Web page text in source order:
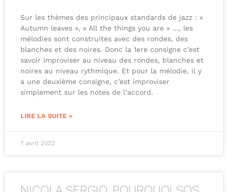
Sur les thèmes des principaux standards de jazz : «
Autumn leaves », « All the things you are » …, les
mélodies sont construites avec des rondes, des
blanches et des noires. Donc la 1ere consigne c’est
savoir improviser au niveau des rondes, blanches et
noires au niveau rythmique. Et pour la mélodie, il y
a une deuxième consigne, c’est improviser
simplement sur les notes de l’accord.
LIRE LA SUITE »
7 avril 2022